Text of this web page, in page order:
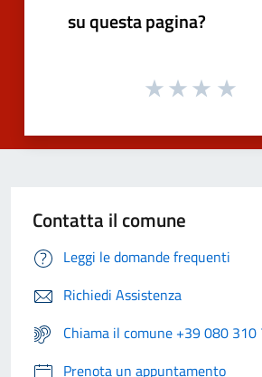
su questa pagina?
Contatta il comune
Leggi le domande frequenti
Richiedi Assistenza
Chiama il comune +39 080 310
Prenota un appuntamento